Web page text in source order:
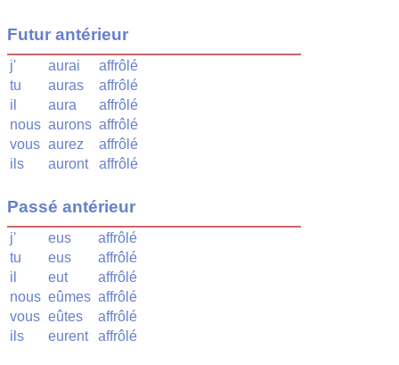
Futur antérieur
j' aurai
affrôlé
tu
auras
affrôlé
il
aura
affrôlé
nous aurons affrôlé
vous aurez
affrôlé
ils
auront affrôlé
Passé antérieur
j' eus
affrôlé
tu
eus
affrôlé
il
eut
affrôlé
nous eûmes affrôlé
vous eûtes
affrôlé
ils
eurent affrôlé